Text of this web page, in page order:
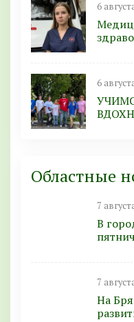
6
6
Областные
7
В
7
На